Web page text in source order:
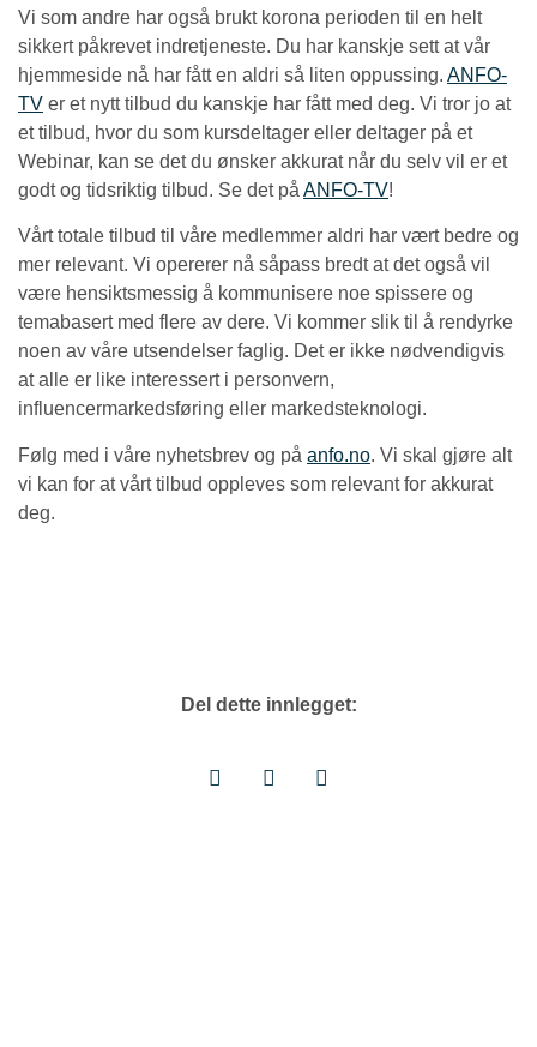
Vi som andre har også brukt korona perioden til en helt
sikkert påkrevet indretjeneste. Du har kanskje sett at vår
hjemmeside nå har fått en aldri så liten oppussing. ANFO-
TV er et nytt tilbud du kanskje har fått med deg. Vi tror jo at
et tilbud, hvor du som kursdeltager eller deltager på et
Webinar, kan se det du ønsker akkurat når du selv vil er et
godt og tidsriktig tilbud. Se det på ANFO-TV!
Vårt totale tilbud til våre medlemmer aldri har vært bedre og
mer relevant. Vi opererer nå såpass bredt at det også vil
være hensiktsmessig å kommunisere noe spissere og
temabasert med flere av dere. Vi kommer slik til å rendyrke
noen av våre utsendelser faglig. Det er ikke nødvendigvis
at alle er like interessert i personvern,
influencermarkedsføring eller markedsteknologi.
Følg med i våre nyhetsbrev og på anfo.no. Vi skal gjøre alt
vi kan for at vårt tilbud oppleves som relevant for akkurat
deg.
Del dette innlegget: